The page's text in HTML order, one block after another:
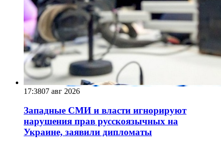
17:3807 авг 2026
Западные СМИ и власти игнорируют
нарушения прав русскоязычных на
Украине, заявили дипломаты